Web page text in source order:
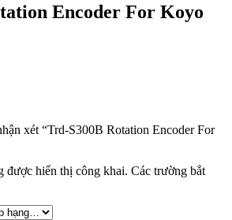
Encoder For Koyo
xét “Trd-S300B Rotation Encoder For
được hiển thị công khai. Các trường bắt